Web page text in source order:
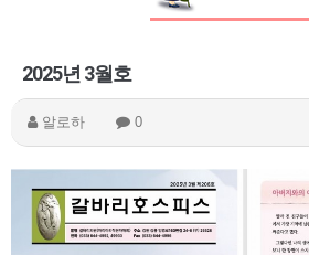
2025년 3월호
알로하 0